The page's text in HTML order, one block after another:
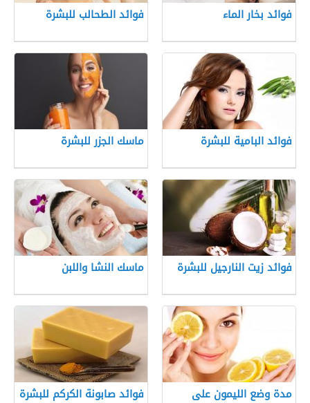
فوائد بخار الماء فوائد الطحالب للبشرة
فوائد البامية للبشرة ماسك الجزر للبشرة
فوائد زيت النارجيل للبشرة ماسك النشا واللبن
مدة وضع الليمون على
فوائد صابونة الكركم للبشرة